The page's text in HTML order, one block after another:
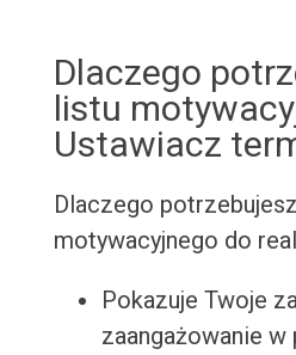
Dlaczego
listu
Ustawiacz
Dlaczego
motywacyjnego do
Pokazuje Twoje
zaangażowanie w